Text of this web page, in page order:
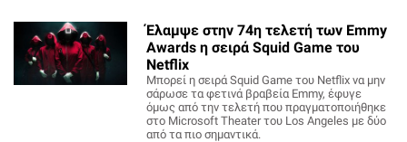
Έλαμψε στην 74η τελετή των Emmy
Awards η σειρά Squid Game του
Netflix
Μπορεί η σειρά Squid Game του Netflix να μην
σάρωσε τα φετινά βραβεία Emmy, έφυγε
όμως από την τελετή που πραγματοποιήθηκε
στο Μicrosoft Theater του Los Angeles με δύο
από τα πιο σημαντικά.